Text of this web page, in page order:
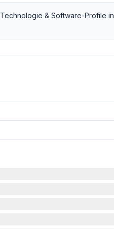
Technologie & Software-Profile in